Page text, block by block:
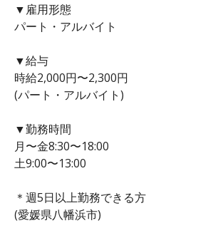
▼雇用形態
パート・アルバイト
▼給与
時給2,000円〜2,300円
(パート・アルバイト)
▼勤務時間
月〜金8:30〜18:00
土9:00〜13:00
＊週5日以上勤務できる方
(愛媛県八幡浜市)